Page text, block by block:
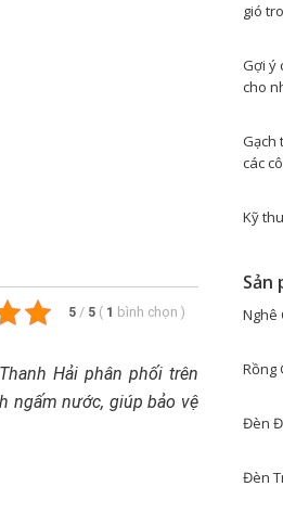
5 / 5 ( 1 bình chọn )
Hải phân phối trên
ngấm nước, giúp bảo vệ
gió
Gợi ý
cho
Gạch
các
Kỹ
Sản
Nghê
Rồng
Đèn
Đèn